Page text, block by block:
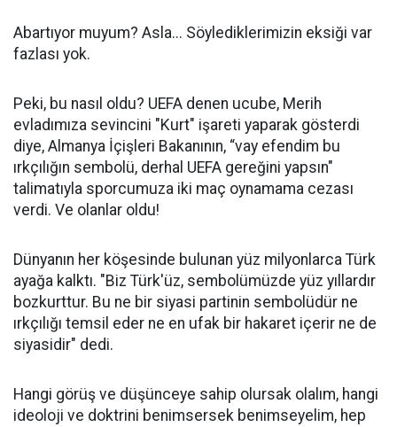
Abartıyor muyum? Asla... Söylediklerimizin eksiği var
fazlası yok.
Peki, bu nasıl oldu? UEFA denen ucube, Merih
evladımıza sevincini "Kurt" işareti yaparak gösterdi
diye, Almanya İçişleri Bakanının, “vay efendim bu
ırkçılığın sembolü, derhal UEFA gereğini yapsın"
talimatıyla sporcumuza iki maç oynamama cezası
verdi. Ve olanlar oldu!
Dünyanın her köşesinde bulunan yüz milyonlarca Türk
ayağa kalktı. "Biz Türk'üz, sembolümüzde yüz yıllardır
bozkurttur. Bu ne bir siyasi partinin sembolüdür ne
ırkçılığı temsil eder ne en ufak bir hakaret içerir ne de
siyasidir" dedi.
Hangi görüş ve düşünceye sahip olursak olalım, hangi
ideoloji ve doktrini benimsersek benimseyelim, hep